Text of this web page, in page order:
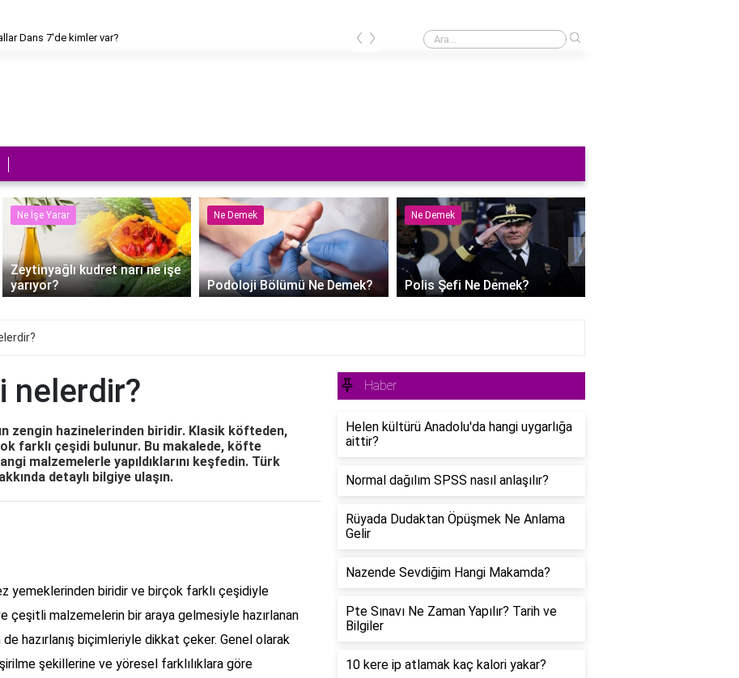
kimler var? Çakallar Dans 7'de kimler var?
‹ ›
Ne İşe Yarar
Zeytinyağlı kudret narı ne işe
yarıyor?
Ne Demek
Podoloji Bölümü Ne Demek?
Ne Demek
Polis Şefi Ne Demek?
›
nelerdir?
zengin hazinelerinden biridir. Klasik köfteden,
farklı çeşidi bulunur. Bu makalede, köfte
malzemelerle yapıldıklarını keşfedin. Türk
detaylı bilgiye ulaşın.
yemeklerinden biridir ve birçok farklı çeşidiyle
çeşitli malzemelerin bir araya gelmesiyle hazırlanan
hazırlanış biçimleriyle dikkat çeker. Genel olarak
şekillerine ve yöresel farklılıklara göre
Haber
Helen kültürü Anadolu'da hangi uygarlığa
aittir?
Normal dağılım SPSS nasıl anlaşılır?
Rüyada Dudaktan Öpüşmek Ne Anlama
Gelir
Nazende Sevdiğim Hangi Makamda?
Pte Sınavı Ne Zaman Yapılır? Tarih ve
Bilgiler
10 kere ip atlamak kaç kalori yakar?